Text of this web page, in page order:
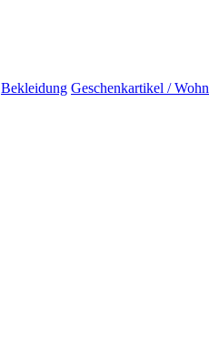
Bekleidung Geschenkartikel /